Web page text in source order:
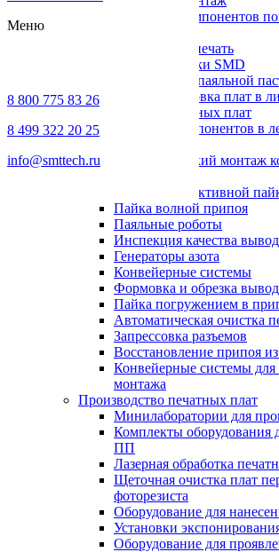
Меню
8 800 775 83 26
8 499 322 20 25
info@smttech.ru
Установка компонентов
Трафаретная печать
Печи для пайки SMD
Дозирование паяльной
Транспортировка плат в
Ремонт печатных плат
Упаковка компонентов в
Автоматический монтаж
Системы селективной
Пайка волной припоя
Паяльные роботы
Инспекция качества
Генераторы азота
Конвейерные системы
Формовка и обрезка
Пайка погружением в
Автоматическая очистка
Запрессовка разъемов
Восстановление припоя
Конвейерные системы
монтажа
Производство печатных плат
Минилаборатории для
Комплекты оборудования
ПП
Лазерная обработка
Щеточная очистка плат
фоторезиста
Оборудование для
Установки
Оборудование для